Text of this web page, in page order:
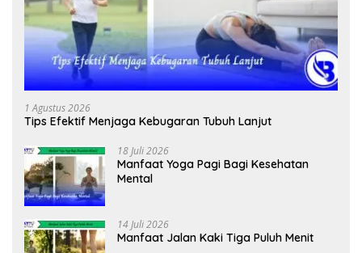
1 Agustus 2026
Tips Efektif Menjaga Kebugaran Tubuh Lanjut
18 Juli 2026
Manfaat Yoga Pagi Bagi Kesehatan
Mental
14 Juli 2026
Manfaat Jalan Kaki Tiga Puluh Menit